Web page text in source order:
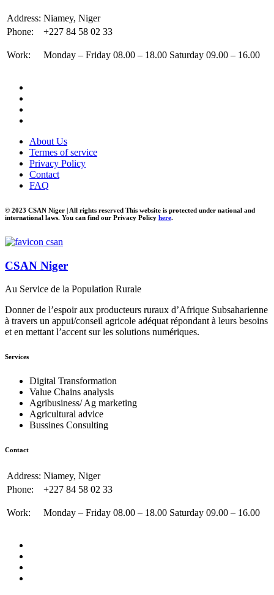
Address: Niamey, Niger
Phone:
+227 84 58 02 33
Work: Monday – Friday 08.00 – 18.00 Saturday 09.00 – 16.00
About Us
Termes of service
Privacy Policy
Contact
FAQ
© 2023 CSAN Niger | All rights reserved This website is protected under national and
international laws. You can find our Privacy Policy here.
CSAN Niger
Au Service de la Population Rurale
Donner de l’espoir aux producteurs ruraux d’Afrique Subsaharienne
à travers un appui/conseil agricole adéquat répondant à leurs besoins
et en mettant l’accent sur les solutions numériques.
Services
Digital Transformation
Value Chains analysis
Agribusiness/ Ag marketing
Agricultural advice
Bussines Consulting
Contact
Address: Niamey, Niger
Phone:
+227 84 58 02 33
Work: Monday – Friday 08.00 – 18.00 Saturday 09.00 – 16.00